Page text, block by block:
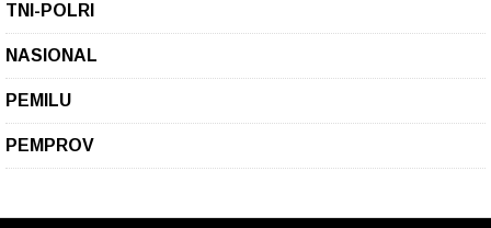
TNI-POLRI
NASIONAL
PEMILU
PEMPROV